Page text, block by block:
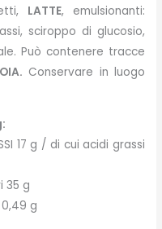
LATTE, emulsionanti:
sciroppo di glucosio,
Può contenere tracce
Conservare in luogo
17 g / di cui acidi grassi
35 g
0,49 g